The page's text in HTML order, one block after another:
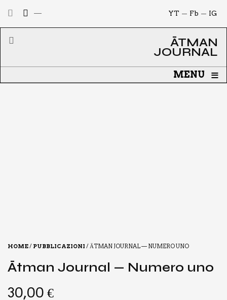
IG
Fb
YT
ĀTMAN
JOURNAL
MENU ≡
HOME/ PUBBLICAZIONI / ĀTMAN JOUR­NAL — NUME­RO UNO
Ātman Jour­nal — Nume­ro uno
30,00 €